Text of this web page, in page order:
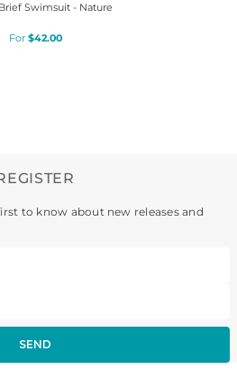
Swimsuit - Nature
$42.00
to know about new releases and
SEND